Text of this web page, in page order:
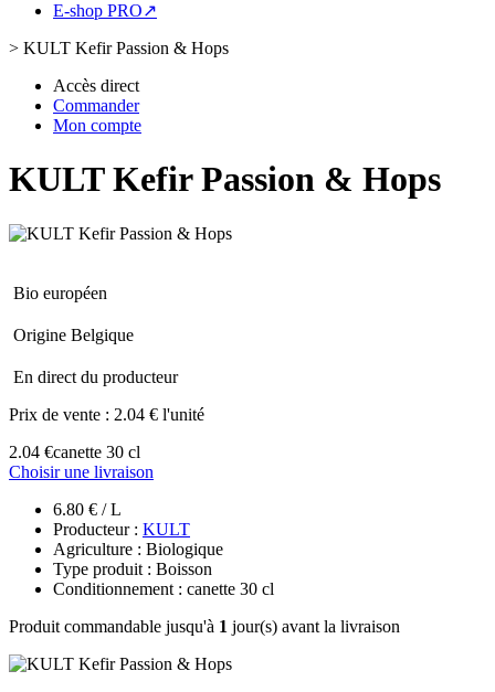
E-shop PRO↗
> KULT Kefir Passion & Hops
Accès direct
Commander
Mon compte
KULT Kefir Passion & Hops
Bio européen
Origine Belgique
En direct du producteur
Prix de vente : 2.04 € l'unité
2.04 €canette 30 cl
Choisir une livraison
6.80 € / L
Producteur : KULT
Agriculture : Biologique
Type produit : Boisson
Conditionnement : canette 30 cl
Produit commandable jusqu'à 1 jour(s) avant la livraison